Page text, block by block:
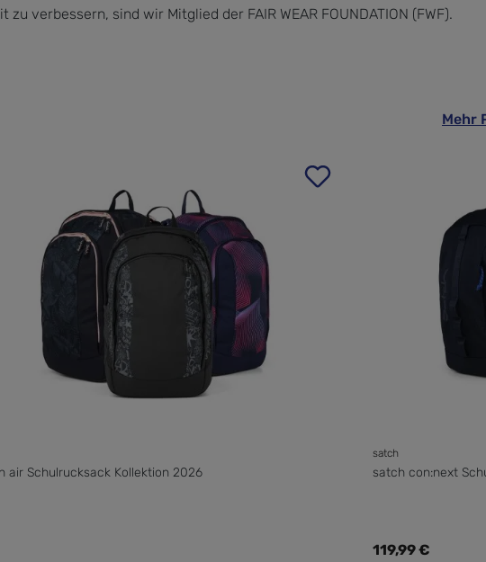
verbessern, sind wir Mitglied der FAIR WEAR FOUNDATION (FWF).
Mehr
air Schulrucksack Kollektion 2026
Preis:
satch
satch con:next
Regulärer Preis:
119,99 €